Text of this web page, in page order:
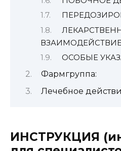
ОСОБЫЕ
Фармгруппа:
Лечебное
ИНСТРУКЦИЯ